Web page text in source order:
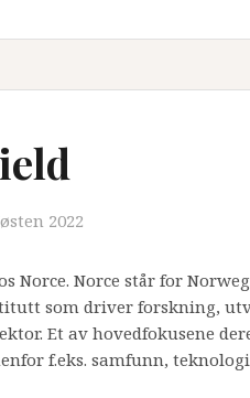
2022
Norce. Norce står for
som driver forskning,
Et av hovedfokusene
f.eks. samfunn,